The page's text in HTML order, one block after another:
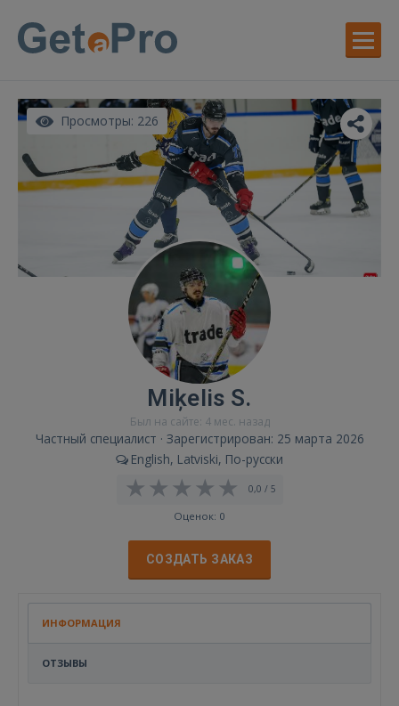
Просмотры: 226
Miķelis S.
Был на сайте: 4 мес. назад
Частный специалист · Зарегистрирован: 25 марта 2026
English, Latviski, По-русски
0,0 / 5
Оценок: 0
СОЗДАТЬ ЗАКАЗ
ИНФОРМАЦИЯ
ОТЗЫВЫ